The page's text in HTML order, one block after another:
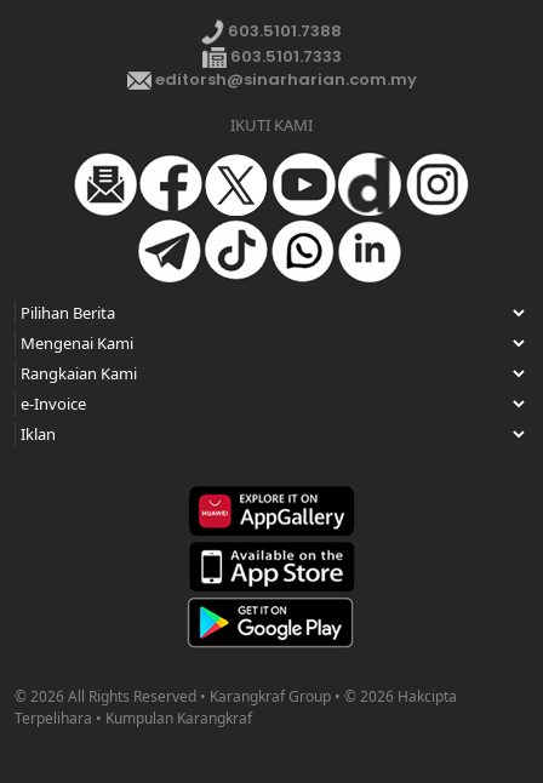
603.5101.7388
603.5101.7333
editorsh@sinarharian.com.my
IKUTI KAMI
© 2026 All Rights Reserved • Karangkraf Group • © 2026 Hakcipta
Terpelihara • Kumpulan Karangkraf